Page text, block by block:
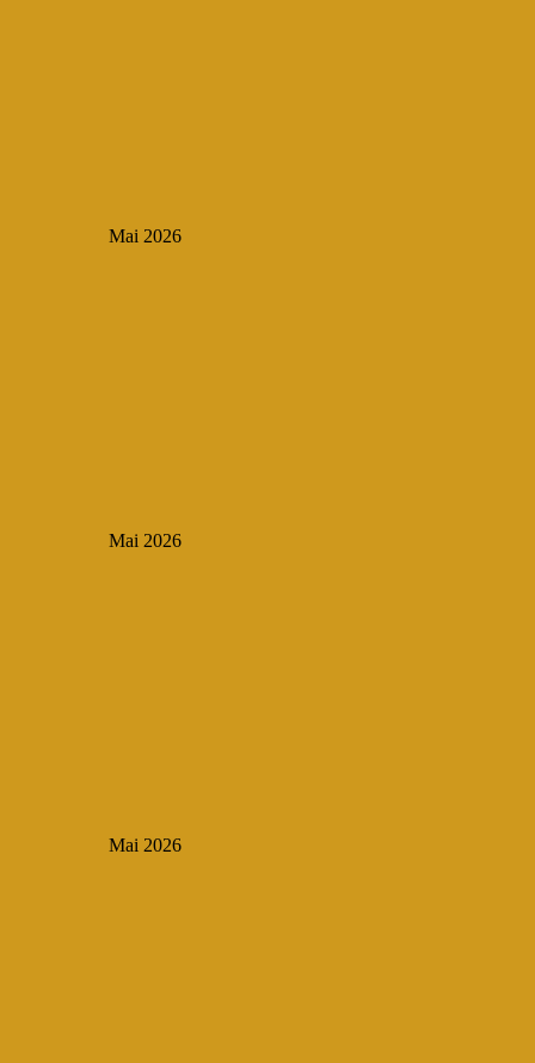
Mai 2026
Mai 2026
Mai 2026